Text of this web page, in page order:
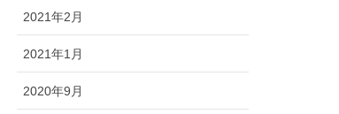
2021年2月
2021年1月
2020年9月